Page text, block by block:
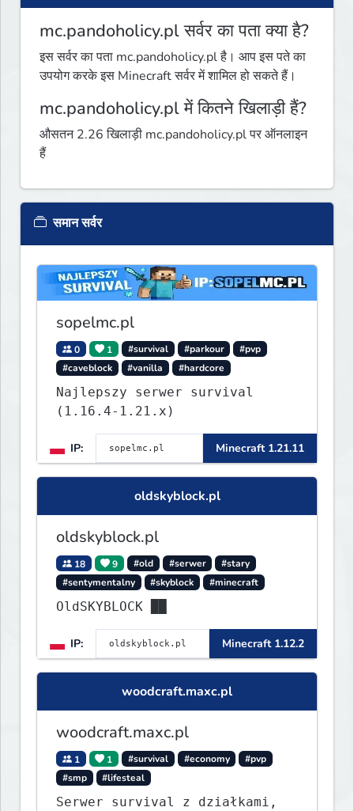
mc.pandoholicy.pl सर्वर का पता क्या है?
इस सर्वर का पता mc.pandoholicy.pl है। आप इस पते का
उपयोग करके इस Minecraft सर्वर में शामिल हो सकते हैं।
mc.pandoholicy.pl में कितने खिलाड़ी हैं?
औसतन 2.26 खिलाड़ी mc.pandoholicy.pl पर ऑनलाइन
हैं
समान सर्वर
sopelmc.pl
0 1 #survival #parkour
#pvp
#caveblock
#vanilla #hardcore
Najlepszy serwer survival
(1.16.4-1.21.x)
IP: Minecraft 1.21.11
oldskyblock.pl
oldskyblock.pl
18 9 #old #serwer
#stary
#sentymentalny
#skyblock #minecraft
OldSKYBLOCK ██
IP: Minecraft 1.12.2
woodcraft.maxc.pl
woodcraft.maxc.pl
1 1 #survival #economy
#pvp
#smp
#lifesteal
Serwer survival z działkami,